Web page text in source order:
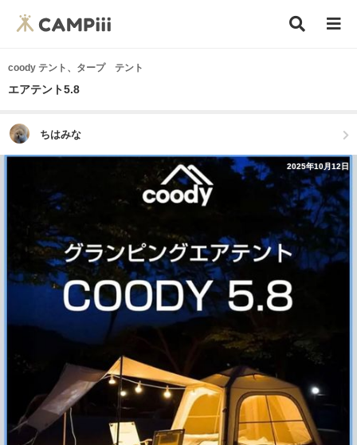
coody テント、タープ テント
エアテント5.8
ちはみな
2025年10月12日